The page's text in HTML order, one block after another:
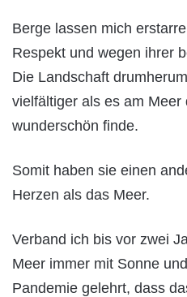
Berge lassen mich
Respekt und wegen ihrer
Die Landschaft
vielfältiger als es am Meer
wunderschön finde.
Somit haben sie einen
Herzen als das Meer.
Verband ich bis vor zwei
Meer immer mit Sonne
Pandemie gelehrt, dass